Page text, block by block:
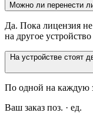
Можно ли перенести
Да. Пока лицензия
на другое
На устройстве стоят
По одной на каждую
Ваш заказ поз. · ед.